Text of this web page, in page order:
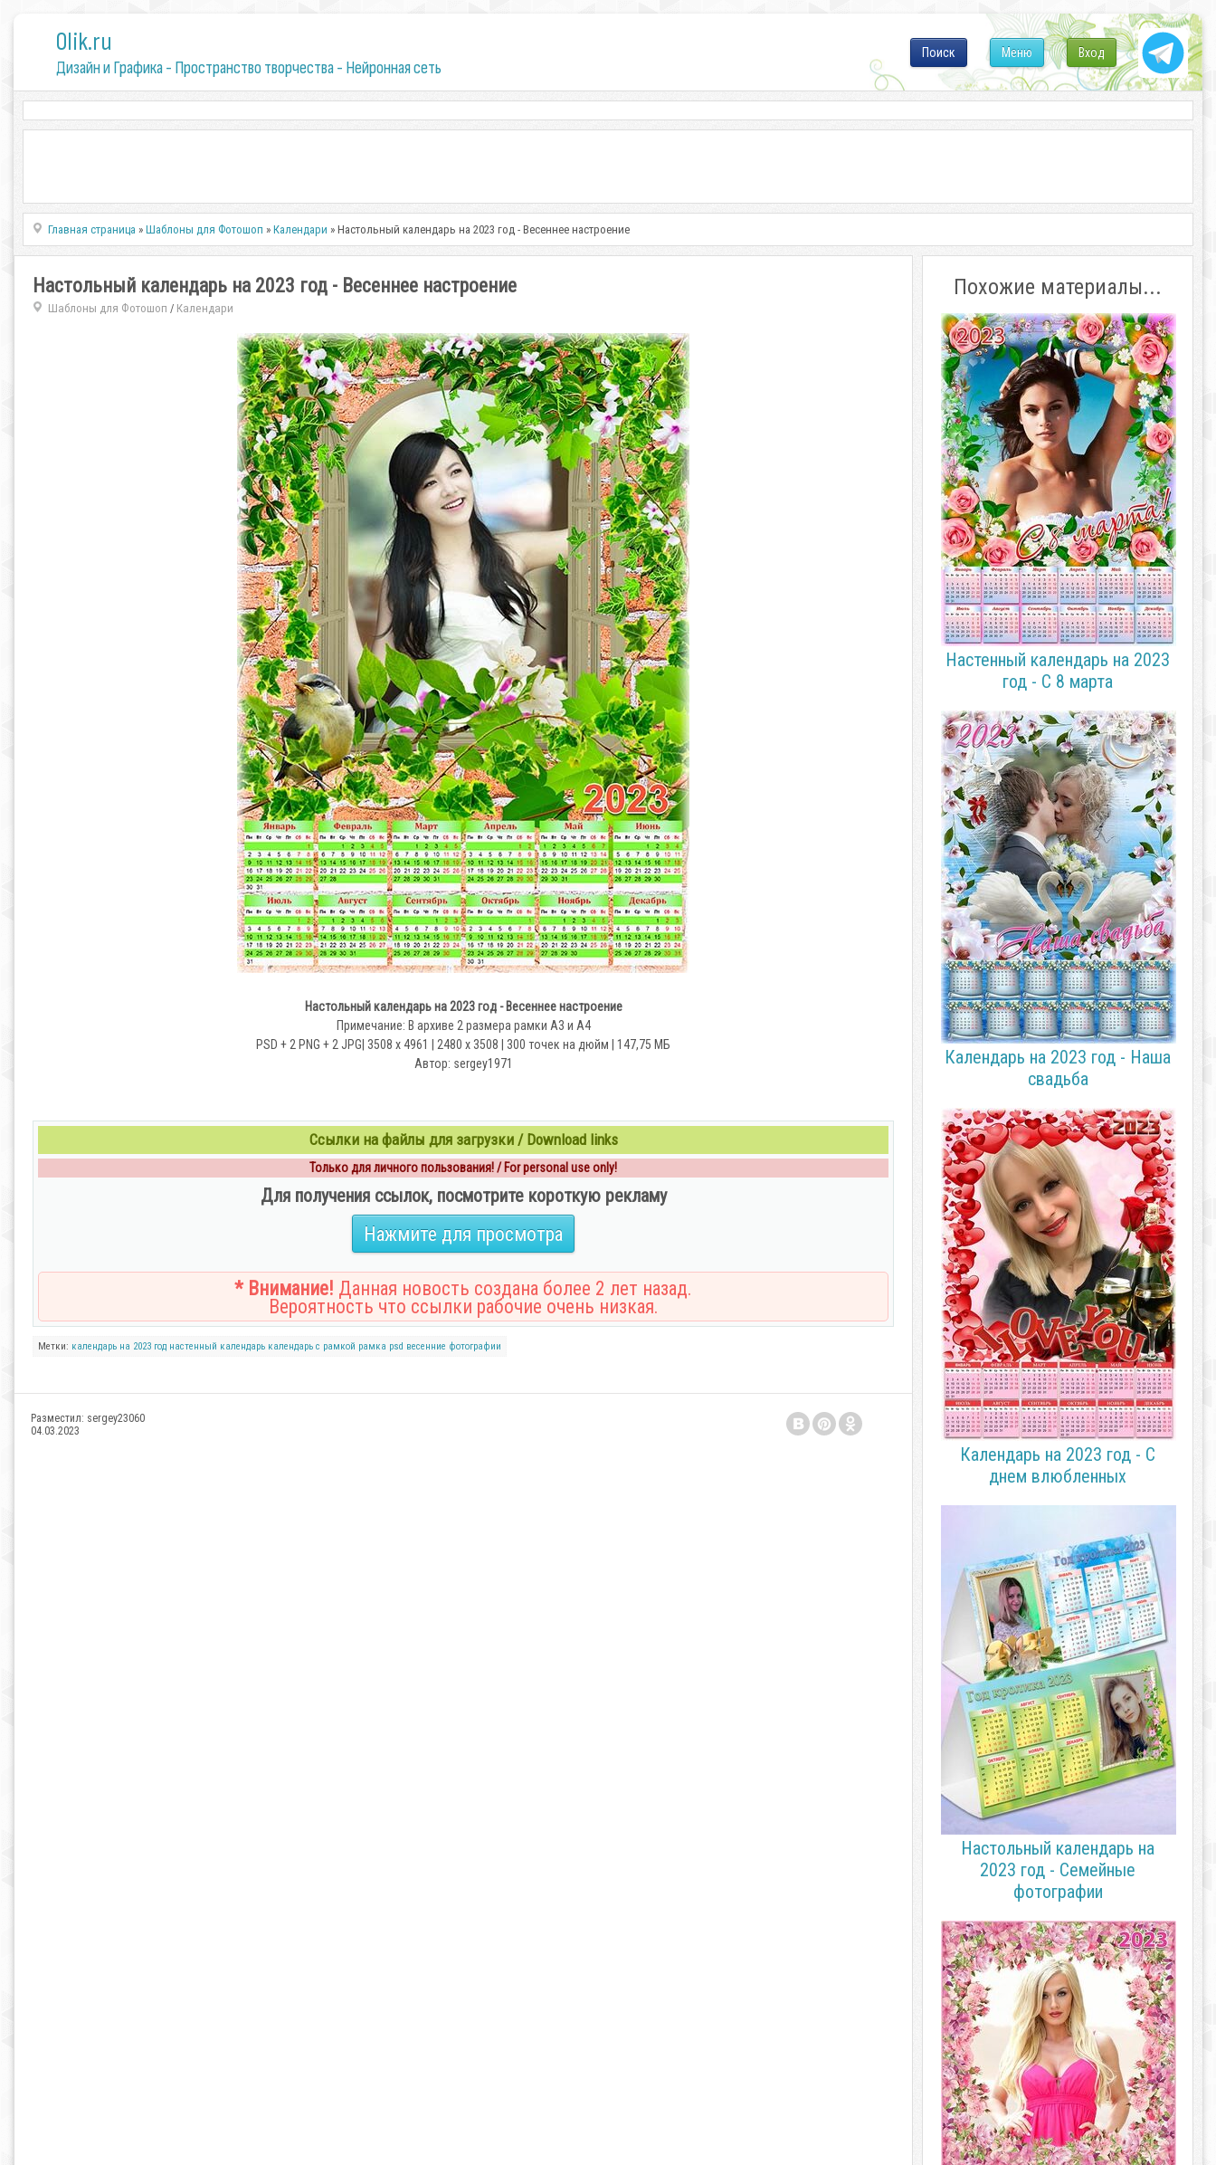
0lik.ru
Дизайн и Графика - Пространство творчества - Нейронная сеть
Вход
Меню
Поиск
Главная страница »Шаблоны для Фотошоп »Календари » Настольный календарь на 2023 год - Весеннее настроение
Настольный календарь на 2023 год - Весеннее настроение
Шаблоны для Фотошоп / Календари
Настольный календарь на 2023 год - Весеннее настроение
Примечание: В архиве 2 размера рамки А3 и А4
PSD + 2 PNG + 2 JPG| 3508 x 4961 | 2480 x 3508 | 300 точек на дюйм | 147,75 МБ
Автор: sergey1971
Ссылки на файлы для загрузки / Download links
Только для личного пользования! / For personal use only!
Для получения ссылок, посмотрите короткую рекламу
Нажмите для просмотра
* Внимание! Данная новость создана более 2 лет назад.
Вероятность что ссылки рабочие очень низкая.
Метки: календарь на 2023 год настенный календарь календарь с рамкой рамка psd весенние фотографии
Разместил: sergey23060
04.03.2023
Похожие материалы...
Настенный календарь на 2023
год - С 8 марта
Календарь на 2023 год - Наша
свадьба
Календарь на 2023 год - С
днем влюбленных
Настольный календарь на
2023 год - Семейные
фотографии